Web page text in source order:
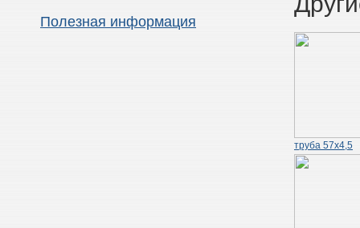
Полезная информация
труба 57х4,5